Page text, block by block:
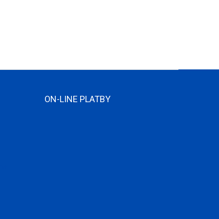
ON-LINE PLATBY